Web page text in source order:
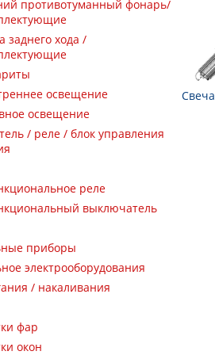
противотуманный фонарь/
заднего хода /
освещение
освещение
/ реле / блок управления
реле
выключатель
приборы
электрооборудования
/ накаливания
фар
окон